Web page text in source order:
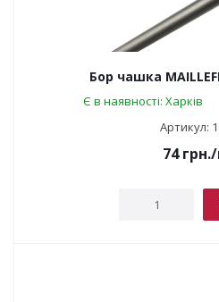
Бор чашка
Є в наявності: Харків
Артикул:
74грн.